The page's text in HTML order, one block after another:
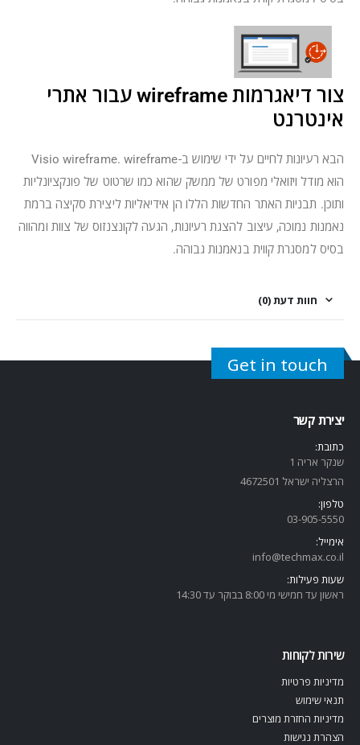
צור דיאגרמות wireframe עבור אתרי
אינטרנט
הבא רעיונות לחיים על ידי שימוש ב-Visio wireframe. wireframe
הוא מודל ויזואלי מפורט של ממשק שהוא כמו שרטוט של פונקציונליות
ותוכן. תבניות האתר החדשות הללו הן אידיאליות ליצירת סקיצה ברמת
נאמנות נמוכה, עיצוב להצגת רעיונות, הגעה לקונצנזוס של צוות ומהווה
בסיס למסגרת קווית בנאמנות גבוהה.
חוות דעת (0)
Get in touch
יצירת קשר
כתובת:
שנקר אריה 1
הרצליה ישראל 4672501
טלפון:
03-905-5550
אימייל:
info@techmax.co.il
שעות פעילות:
ראשון עד חמישי מי 8:00 בבוקר עד 14:30
שירות לקוחות
מדיניות פרטיות
תנאי שימוש
מדיניות החזרת מוצרים
הצהרת נגישות